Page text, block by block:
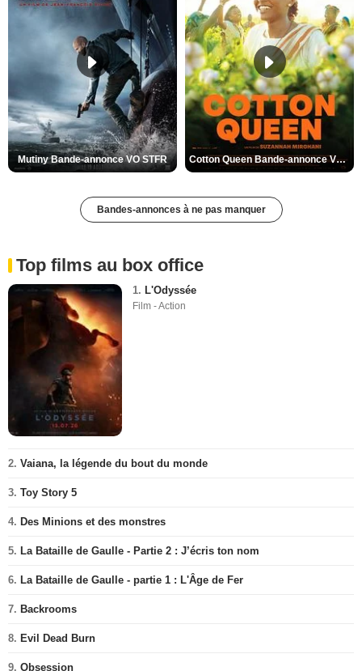
Mutiny Bande-annonce VO STFR Cotton Queen Bande-annonce VO STFR
Bandes-annonces à ne pas manquer
Top films au box office
1. L'Odyssée
Film - Action
2. Vaiana, la légende du bout du monde
3. Toy Story 5
4. Des Minions et des monstres
5. La Bataille de Gaulle - Partie 2 : J’écris ton nom
6. La Bataille de Gaulle - partie 1 : L'Âge de Fer
7. Backrooms
8. Evil Dead Burn
9. Obsession